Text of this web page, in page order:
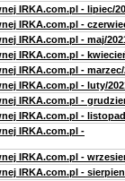
IRKA.com.pl - lipiec/
IRKA.com.pl -
IRKA.com.pl - maj/
IRKA.com.pl -
IRKA.com.pl - marzec/
IRKA.com.pl - luty/
IRKA.com.pl -
IRKA.com.pl -
IRKA.com.pl -
IRKA.com.pl -
IRKA.com.pl -